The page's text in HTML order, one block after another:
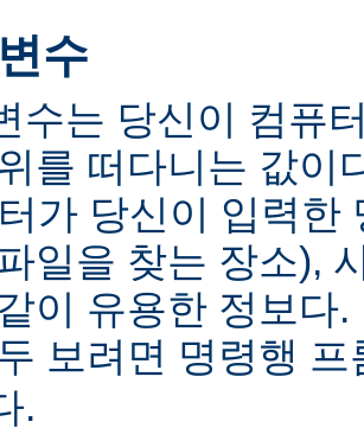
수
수는 당신이 컴퓨
를 떠다니는 값이
가 당신이 입력한
일을 찾는 장소),
이 유용한 정보다
보려면 명령행
.